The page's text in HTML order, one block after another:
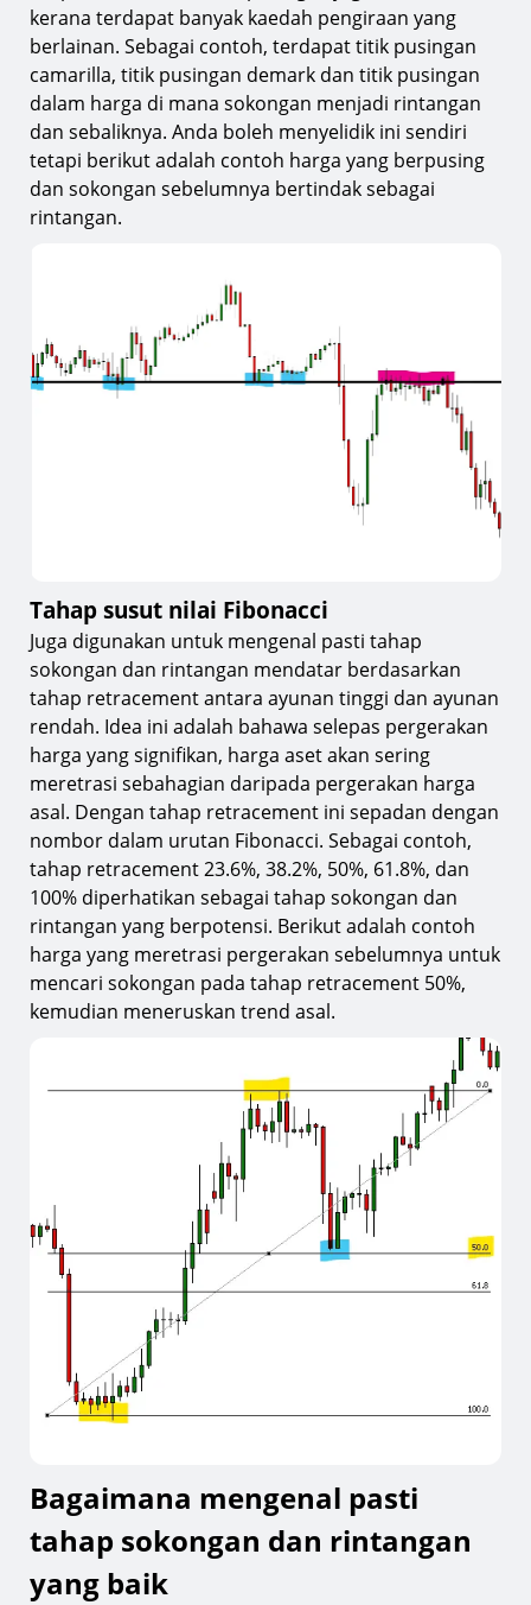
kerana terdapat banyak kaedah pengiraan yang
berlainan. Sebagai contoh, terdapat titik pusingan
camarilla, titik pusingan demark dan titik pusingan
dalam harga di mana sokongan menjadi rintangan
dan sebaliknya. Anda boleh menyelidik ini sendiri
tetapi berikut adalah contoh harga yang berpusing
dan sokongan sebelumnya bertindak sebagai
rintangan.
Tahap susut nilai Fibonacci
Juga digunakan untuk mengenal pasti tahap
sokongan dan rintangan mendatar berdasarkan
tahap retracement antara ayunan tinggi dan ayunan
rendah. Idea ini adalah bahawa selepas pergerakan
harga yang signifikan, harga aset akan sering
meretrasi sebahagian daripada pergerakan harga
asal. Dengan tahap retracement ini sepadan dengan
nombor dalam urutan Fibonacci. Sebagai contoh,
tahap retracement 23.6%, 38.2%, 50%, 61.8%, dan
100% diperhatikan sebagai tahap sokongan dan
rintangan yang berpotensi. Berikut adalah contoh
harga yang meretrasi pergerakan sebelumnya untuk
mencari sokongan pada tahap retracement 50%,
kemudian meneruskan trend asal.
Bagaimana mengenal pasti
tahap sokongan dan rintangan
yang baik